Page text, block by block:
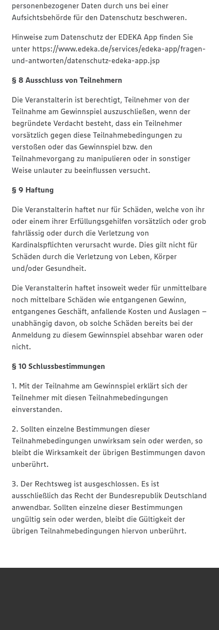
personenbezogener Daten durch uns bei einer
Aufsichtsbehörde für den Datenschutz beschweren.
Hinweise zum Datenschutz der EDEKA App finden Sie
unter https://www.edeka.de/services/edeka-app/fragen-
und-antworten/datenschutz-edeka-app.jsp
§ 8 Ausschluss von Teilnehmern
Die Veranstalterin ist berechtigt, Teilnehmer von der
Teilnahme am Gewinnspiel auszuschließen, wenn der
begründete Verdacht besteht, dass ein Teilnehmer
vorsätzlich gegen diese Teilnahmebedingungen zu
verstoßen oder das Gewinnspiel bzw. den
Teilnahmevorgang zu manipulieren oder in sonstiger
Weise unlauter zu beeinflussen versucht.
§ 9 Haftung
Die Veranstalterin haftet nur für Schäden, welche von ihr
oder einem ihrer Erfüllungsgehilfen vorsätzlich oder grob
fahrlässig oder durch die Verletzung von
Kardinalspflichten verursacht wurde. Dies gilt nicht für
Schäden durch die Verletzung von Leben, Körper
und/oder Gesundheit.
Die Veranstalterin haftet insoweit weder für unmittelbare
noch mittelbare Schäden wie entgangenen Gewinn,
entgangenes Geschäft, anfallende Kosten und Auslagen –
unabhängig davon, ob solche Schäden bereits bei der
Anmeldung zu diesem Gewinnspiel absehbar waren oder
nicht.
§ 10 Schlussbestimmungen
1. Mit der Teilnahme am Gewinnspiel erklärt sich der
Teilnehmer mit diesen Teilnahmebedingungen
einverstanden.
2. Sollten einzelne Bestimmungen dieser
Teilnahmebedingungen unwirksam sein oder werden, so
bleibt die Wirksamkeit der übrigen Bestimmungen davon
unberührt.
3. Der Rechtsweg ist ausgeschlossen. Es ist
ausschließlich das Recht der Bundesrepublik Deutschland
anwendbar. Sollten einzelne dieser Bestimmungen
ungültig sein oder werden, bleibt die Gültigkeit der
übrigen Teilnahmebedingungen hiervon unberührt.